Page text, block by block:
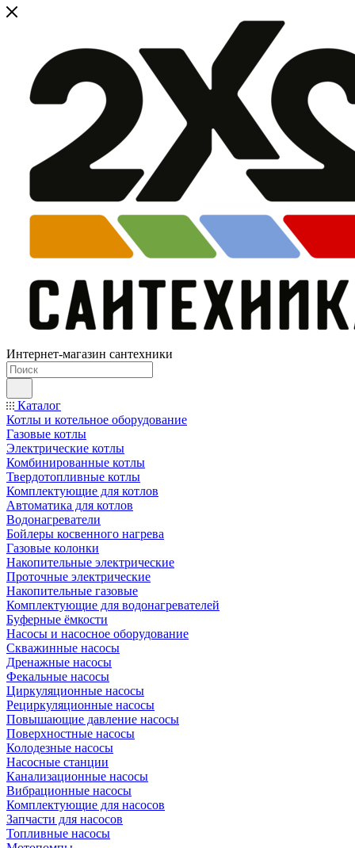
Интернет-магазин сантехники
Каталог
Котлы и котельное оборудование
Газовые котлы
Электрические котлы
Комбинированные котлы
Твердотопливные котлы
Комплектующие для котлов
Автоматика для котлов
Водонагреватели
Бойлеры косвенного нагрева
Газовые колонки
Накопительные электрические
Проточные электрические
Накопительные газовые
Комплектующие для водонагревателей
Буферные ёмкости
Насосы и насосное оборудование
Скважинные насосы
Дренажные насосы
Фекальные насосы
Циркуляционные насосы
Рециркуляционные насосы
Повышающие давление насосы
Поверхностные насосы
Колодезные насосы
Насосные станции
Канализационные насосы
Вибрационные насосы
Комплектующие для насосов
Запчасти для насосов
Топливные насосы